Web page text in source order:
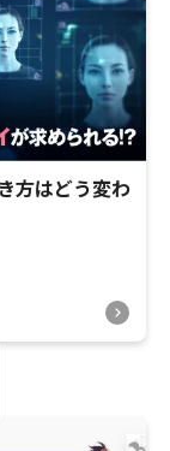
方はどう変わ